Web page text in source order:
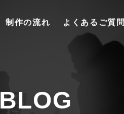
制作の流れ よくあるご質問
BLOG